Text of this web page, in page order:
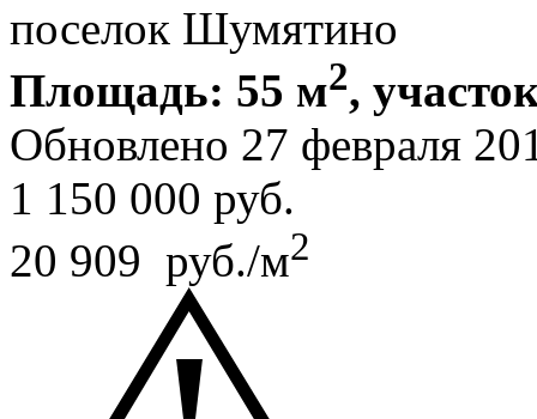
поселок Шумятино
Площадь: 55 м2,
Обновлено 27 февраля
1 150 000 руб.
20 909 руб./м2